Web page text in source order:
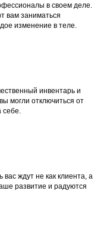
в своем деле.
вам заниматься
изменение в теле.
инвентарь и
могли отключиться от
ждут не как клиента, а
развитие и радуются